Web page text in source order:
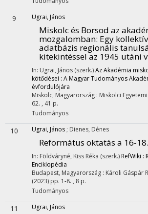
9 Ugrai, János
Miskolc és Borsod az
mozgalomban: Egy
adatbázis regionális
kitekintéssel az 1945 utáni
In: Ugrai, János (szerk.)Az Akadémia
kötődései : A Magyar Tudományos
évfordulójára
Miskolc, Magyarország : Miskolci
62. , 41 p.
Tudományos
10 Ugrai, János ; Dienes, Dénes
Református oktatás a 16-
In: Földváryné, Kiss Réka (szerk.) RefWiki :
Enciklopédia
Budapest, Magyarország : Károli Gáspár
(2023) pp. 1-8. , 8 p.
Tudományos
11 Ugrai, János